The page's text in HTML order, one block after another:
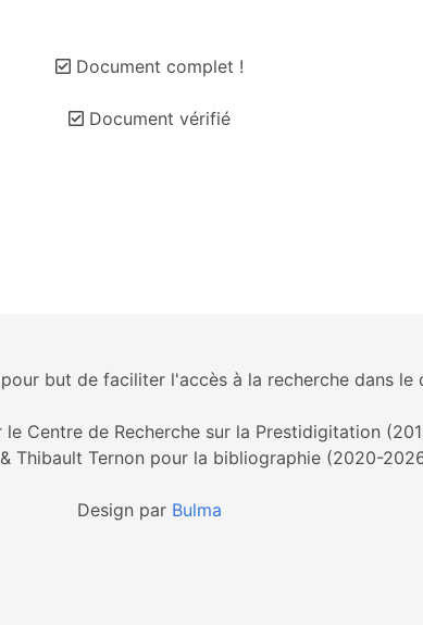
Document complet !
Document vérifié
but de faciliter l'accès à la recherche dans
Centre de Recherche sur la Prestidigitation
Thibault Ternon pour la bibliographie (2020-
Design par Bulma